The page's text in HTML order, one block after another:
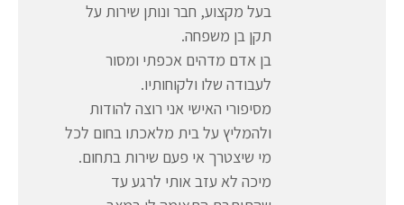
בעל מקצוע, חבר ונותן שירות על
תקן בן משפחה.
בן אדם מדהים אכפתי ומסור
לעבודה שלו ולקוחותיו.
מסיפורי האישי אני רוצה להודות
ולהמליץ על בית מלאכתו בחום לכל
מי שיצטרך אי פעם שירות בתחום.
מיכה לא עזב אותי לרגע עד